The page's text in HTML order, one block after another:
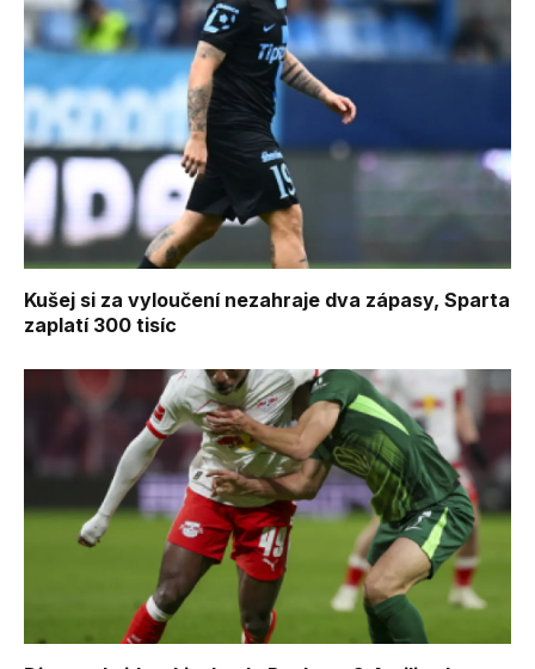
Kušej si za vyloučení nezahraje dva zápasy, Sparta
zaplatí 300 tisíc